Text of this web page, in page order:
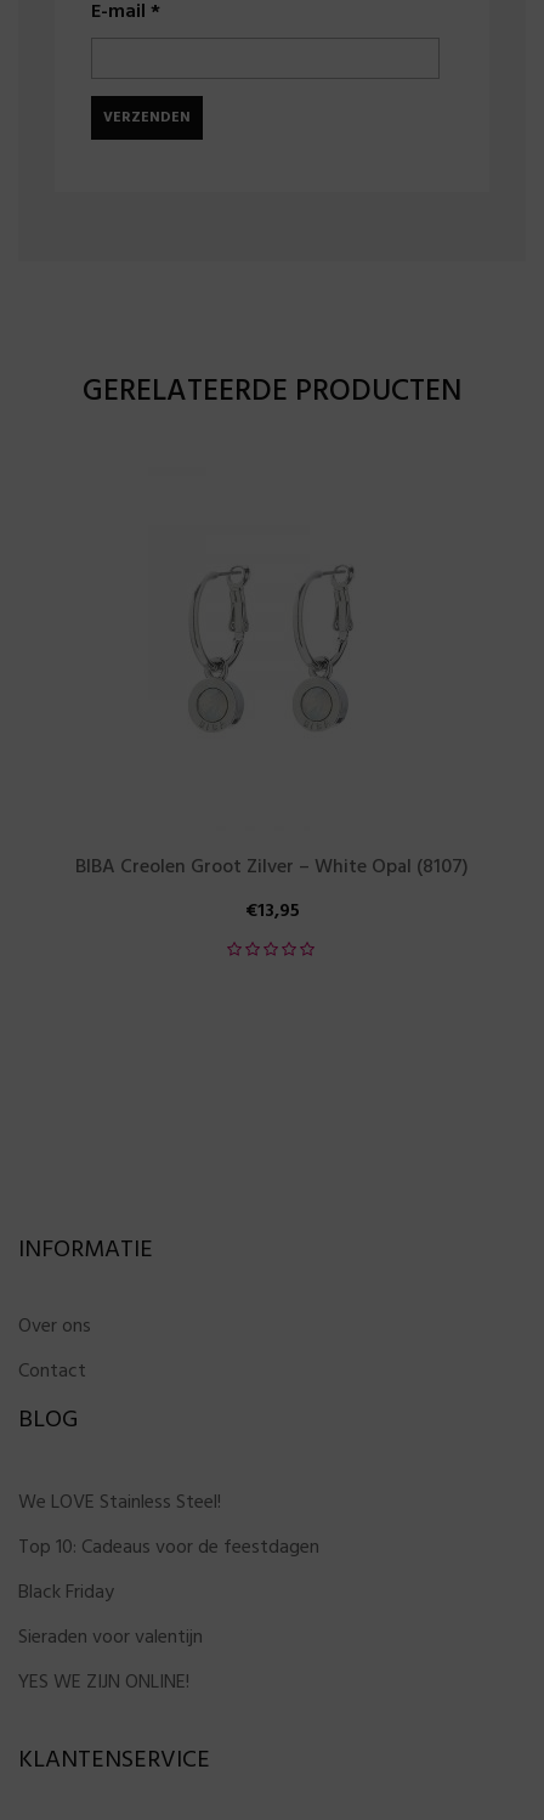
E-mail*
GERELATEERDE PRODUCTEN
BIBA Creolen Groot Zilver – White Opal (8107)
€13,95
INFORMATIE
Over ons
Contact
BLOG
We LOVE Stainless Steel!
Top 10: Cadeaus voor de feestdagen
Black Friday
Sieraden voor valentijn
YES WE ZIJN ONLINE!
KLANTENSERVICE